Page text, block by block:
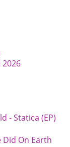
- Statica (EP)
Did On Earth